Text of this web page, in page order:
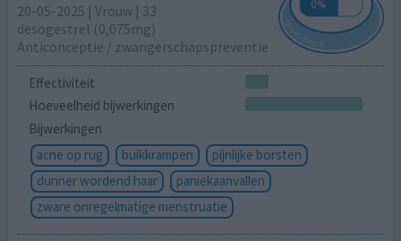
20-05-2025 | Vrouw | 33
desogestrel (0,075mg)
Anticonceptie / zwangerschapspreventie
Effectiviteit
Hoeveelheid bijwerkingen
Bijwerkingen
acne op rug
buikkrampen
pijnlijke borsten
dunner wordend haar
paniekaanvallen
zware onregelmatige menstruatie